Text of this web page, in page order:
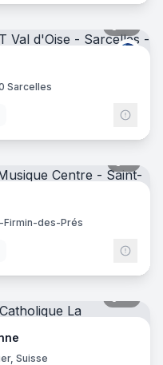
Sarcelles
Firmin-des-Prés
Suisse